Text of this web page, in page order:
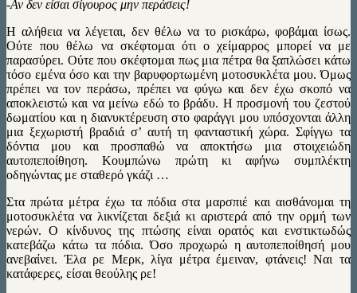
-Αν δεν είσαι σίγουρος μην περάσεις!
Η αλήθεια να λέγεται, δεν θέλω να το ρισκάρω, φοβάμαι ίσως.
Ούτε που θέλω να σκέφτομαι ότι ο χείμαρρος μπορεί να με
παρασύρει. Ούτε που σκέφτομαι πως μια πέτρα θα ξαπλώσει κάτω
τόσο εμένα όσο και την βαρυφορτωμένη μοτοσυκλέτα μου. Όμως
πρέπει να τον περάσω, πρέπει να φύγω και δεν έχω σκοπό να
αποκλειστώ και να μείνω εδώ το βράδυ. Η προσμονή του ζεστού
δωματίου και η διανυκτέρευση στο φαράγγι μου υπόσχονται άλλη
μια ξεχωριστή βραδιά σ’ αυτή τη φανταστική χώρα. Σφίγγω τα
δόντια μου και προσπαθώ να αποκτήσω μια στοιχειώδη
αυτοπεποίθηση. Κουμπώνω πρώτη κι αφήνω συμπλέκτη
οδηγώντας με σταθερό γκάζι …
Στα πρώτα μέτρα έχω τα πόδια στα μαρσπιέ και αισθάνομαι τη
μοτοσυκλέτα να λικνίζεται δεξιά κι αριστερά από την ορμή των
νερών. Ο κίνδυνος της πτώσης είναι ορατός και ενστικτωδώς
κατεβάζω κάτω τα πόδια. Όσο προχωρώ η αυτοπεποίθησή μου
ανεβαίνει. Έλα ρε Μερκ, λίγα μέτρα έμειναν, φτάνεις! Ναι τα
κατάφερες, είσαι θεούλης ρε!